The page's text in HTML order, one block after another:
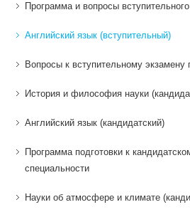
Программа и вопросы
Английский язык (вступительный)
Вопросы к вступительному
История и философия науки
Английский язык (кандидатский)
Программа подготовки к
специальности
Науки об атмосфере и климате